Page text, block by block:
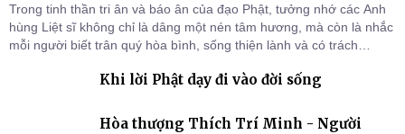
Trong tinh thần tri ân và báo ân của đạo Phật, tưởng nhớ các Anh
hùng Liệt sĩ không chỉ là dâng một nén tâm hương, mà còn là nhắc
mỗi người biết trân quý hòa bình, sống thiện lành và có trách
Khi lời Phật dạy đi vào đời sống
Hòa thượng Thích Trí Minh - Người